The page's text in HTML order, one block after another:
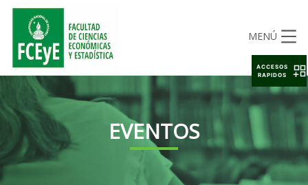
MENÚ
EVENTOS
ACCESOS
RAPIDOS